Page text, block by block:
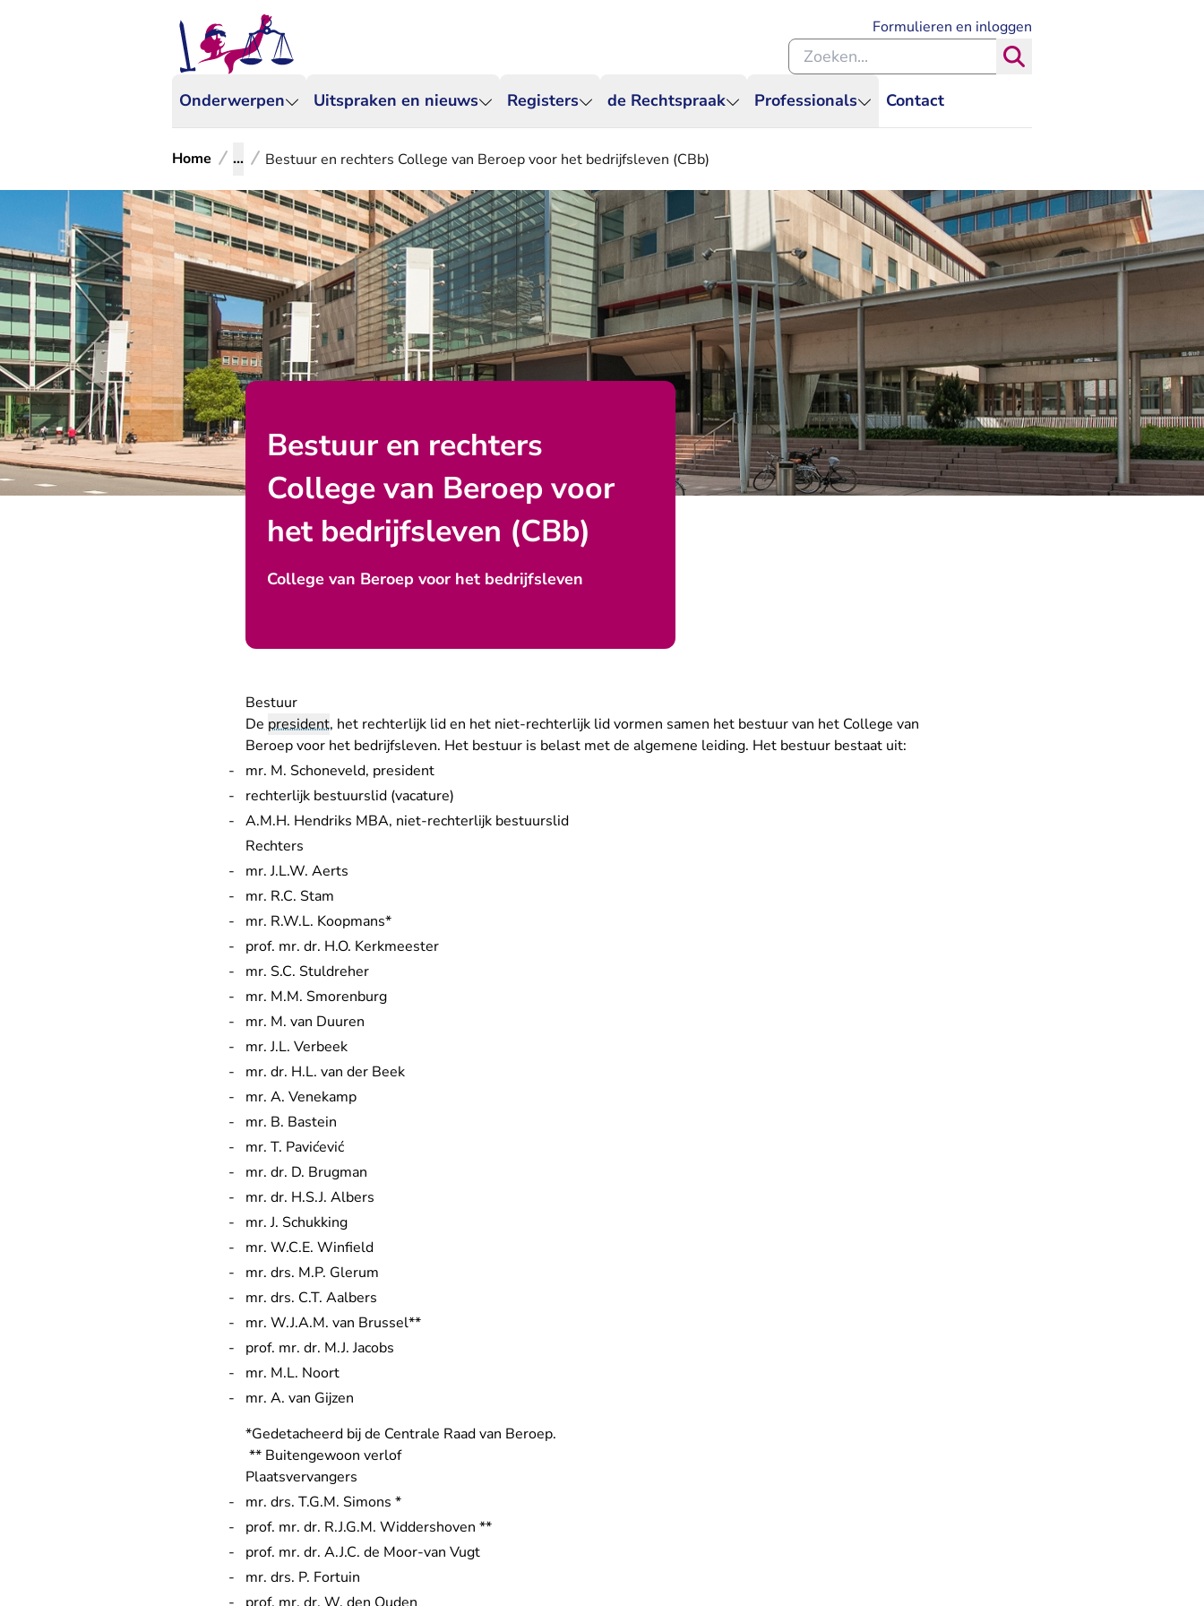
Onderwerpen Uitspraken en nieuws Registers de Rechtspraak Professionals Contact
Formulieren en inloggen
Zoeken binnen de Rechtspraak
Home ... Bestuur en rechters College van Beroep voor het bedrijfsleven (CBb)
Bestuur en rechters
College van Beroep voor
het bedrijfsleven (CBb)
College van Beroep voor het bedrijfsleven
Bestuur
De president, het rechterlijk lid en het niet-rechterlijk lid vormen samen het bestuur van het College van
Beroep voor het bedrijfsleven. Het bestuur is belast met de algemene leiding. Het bestuur bestaat uit:
mr. M. Schoneveld, president
rechterlijk bestuurslid (vacature)
A.M.H. Hendriks MBA, niet-rechterlijk bestuurslid
Rechters
mr. J.L.W. Aerts
mr. R.C. Stam
mr. R.W.L. Koopmans*
prof. mr. dr. H.O. Kerkmeester
mr. S.C. Stuldreher
mr. M.M. Smorenburg
mr. M. van Duuren
mr. J.L. Verbeek
mr. dr. H.L. van der Beek
mr. A. Venekamp
mr. B. Bastein
mr. T. Pavićević
mr. dr. D. Brugman
mr. dr. H.S.J. Albers
mr. J. Schukking
mr. W.C.E. Winfield
mr. drs. M.P. Glerum
mr. drs. C.T. Aalbers
mr. W.J.A.M. van Brussel**
prof. mr. dr. M.J. Jacobs
mr. M.L. Noort
mr. A. van Gijzen
*Gedetacheerd bij de Centrale Raad van Beroep.
** Buitengewoon verlof
Plaatsvervangers
mr. drs. T.G.M. Simons *
prof. mr. dr. R.J.G.M. Widdershoven **
prof. mr. dr. A.J.C. de Moor-van Vugt
mr. drs. P. Fortuin